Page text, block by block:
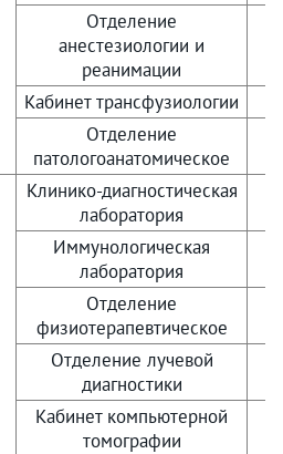
Отделение
анестезиологии и
реанимации
Кабинет трансфузиологии
Отделение
патологоанатомическое
Клинико-диагностическая
лаборатория
Иммунологическая
лаборатория
Отделение
физиотерапевтическое
Отделение лучевой
диагностики
Кабинет компьютерной
томографии